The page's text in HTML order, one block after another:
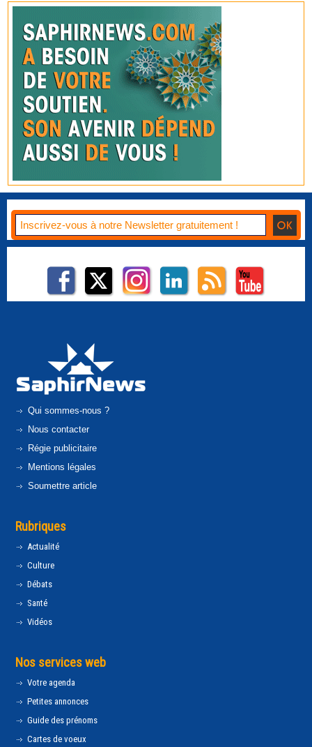
Qui sommes-nous ?
Nous contacter
Régie publicitaire
Mentions légales
Soumettre article
Rubriques
Actualité
Culture
Débats
Santé
Vidéos
Nos services web
Votre agenda
Petites annonces
Guide des prénoms
Cartes de voeux